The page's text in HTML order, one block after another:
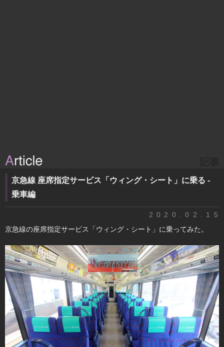
京急線 座席指定サービス「ウィング・シート」に乗る -
乗車編
2020.02.15
京急線の座席指定サービス「ウィング・シート」に乗ってみた。